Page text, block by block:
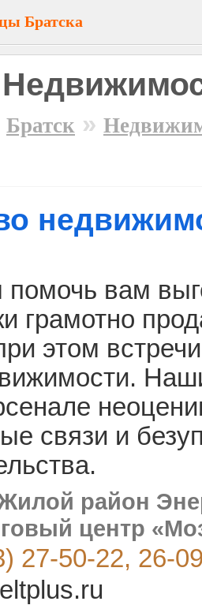
Братска
Братск »
вам
грамотно
этом
связи и
район
центр
27-50-22, 26-